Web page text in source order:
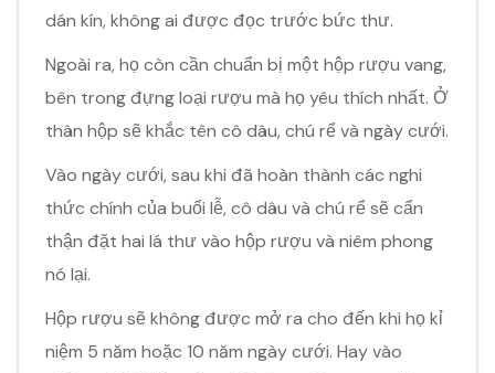
dán kín, không ai được đọc trước bức thư.
Ngoài ra, họ còn cần chuẩn bị một hộp rượu vang,
bên trong đựng loại rượu mà họ yêu thích nhất. Ở
thân hộp sẽ khắc tên cô dâu, chú rể và ngày cưới.
Vào ngày cưới, sau khi đã hoàn thành các nghi
thức chính của buổi lễ, cô dâu và chú rể sẽ cẩn
thận đặt hai lá thư vào hộp rượu và niêm phong
nó lại.
Hộp rượu sẽ không được mở ra cho đến khi họ kỉ
niệm 5 năm hoặc 10 năm ngày cưới. Hay vào